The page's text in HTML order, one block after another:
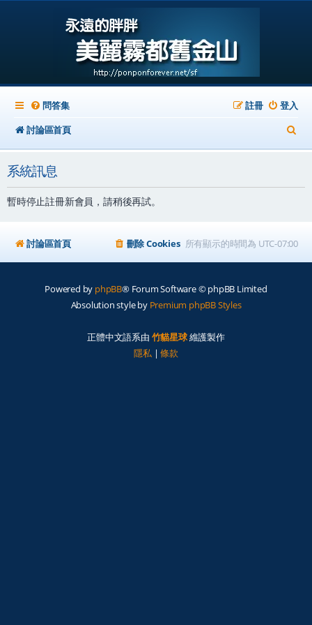
問答集 登入
註冊
討論區首頁
尋
系統訊息
暫時停止註冊新會員，請稍後再試。
討論區首頁 所有顯示的時間為 UTC-07:00
刪除 Cookies
Powered by phpBB® Forum Software © phpBB Limited
Absolution style by Premium phpBB Styles
正體中文語系由 竹貓星球維護製作
隱私|條款